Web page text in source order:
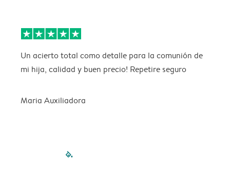
Un acierto total como detalle para la comunión de
mi hija, calidad y buen precio! Repetire seguro
Maria Auxiliadora
filled-pagination